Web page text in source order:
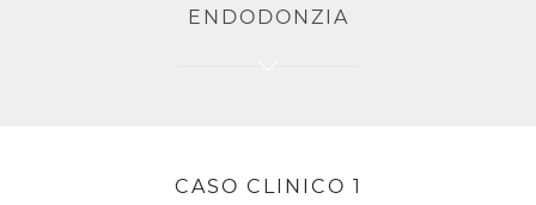
ENDODONZIA
CASO CLINICO 1